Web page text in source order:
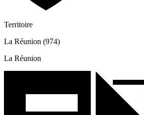
Territoire
La Réunion (974)
La Réunion